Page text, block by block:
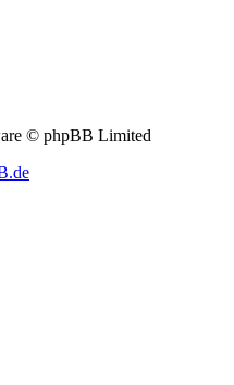
© phpBB Limited